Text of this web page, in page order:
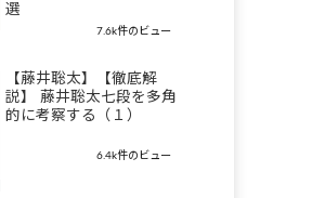
選
7.6k件のビュー
【藤井聡太】【徹底解
説】 藤井聡太七段を多角
的に考察する（１）
6.4k件のビュー